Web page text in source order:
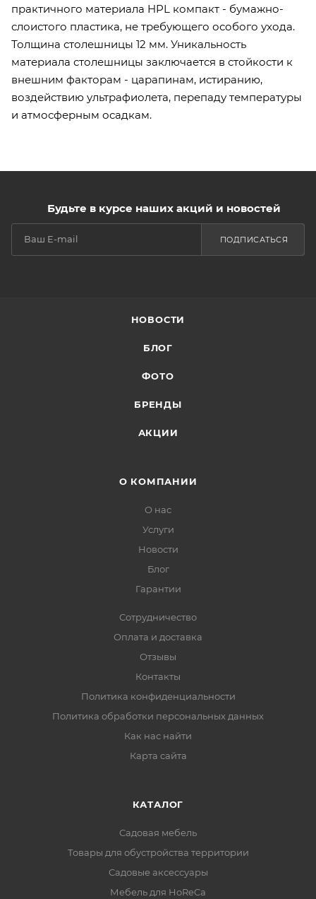
практичного материала HPL компакт - бумажно-
слоистого пластика, не требующего особого ухода.
Толщина столешницы 12 мм. Уникальность
материала столешницы заключается в стойкости к
внешним факторам - царапинам, истиранию,
воздействию ультрафиолета, перепаду температуры
и атмосферным осадкам.
Будьте в курсе наших акций и новостей
ПОДПИСАТЬСЯ
НОВОСТИ
БЛОГ
ФОТО
БРЕНДЫ
АКЦИИ
О КОМПАНИИ
О нас
Услуги
Новости
Блог
Гарантии
Сотрудничество
Оплата и доставка
Отзывы
Контакты
Политика конфиденциальности
Политика обработки персональных данных
Как нас найти
Карта сайта
КАТАЛОГ
Садовая мебель
Товары для обустройства территории
Садовые аксессуары
Мебель для HoReCa